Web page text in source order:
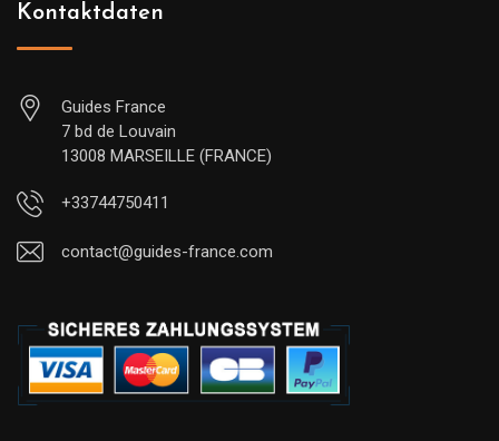
Kontaktdaten
Guides France
7 bd de Louvain
13008 MARSEILLE (FRANCE)
+33744750411
contact@guides-france.com